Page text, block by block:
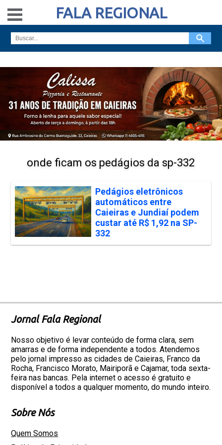
FALA REGIONAL
onde ficam os pedágios da sp-332
Pedágios eletrônicos
automáticos entre
Caieiras e Jundiaí podem
custar até R$ 1,92 na SP-
332
Jornal Fala Regional
Nosso objetivo é levar conteúdo de forma clara, sem
amarras e de forma independente a todos. Atendemos
pelo jornal impresso as cidades de Caieiras, Franco da
Rocha, Francisco Morato, Mairiporã e Cajamar, toda sexta-
feira nas bancas. Pela internet o acesso é gratuito e
disponível a todos a qualquer momento, do mundo inteiro.
Sobre Nós
Quem Somos